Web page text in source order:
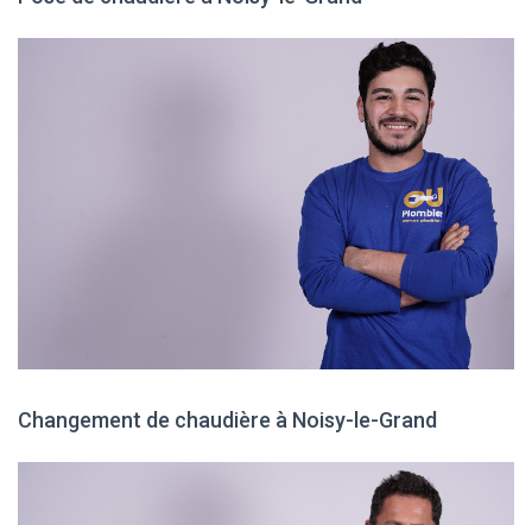
Changement de chaudière à Noisy-le-Grand